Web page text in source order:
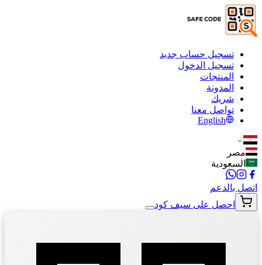
تسجيل حساب جديد
تسجيل الدخول
المنتجات
المدونة
شريك
تواصل معنا
English
مصر
السعودية
اتصل بالدعم
احصل على سيف كود